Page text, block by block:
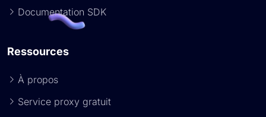
Documentation SDK
Ressources
À propos
Service proxy gratuit